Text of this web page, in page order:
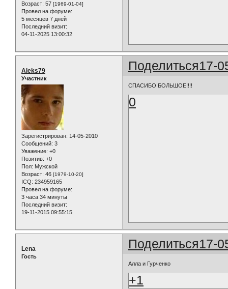
Возраст: 57 [1969-01-04]
Провел на форуме:
5 месяцев 7 дней
Последний визит:
04-11-2025 13:00:32
Поделиться17-
Aleks79
Участник
Зарегистрирован: 14-05-2010
Сообщений: 3
Уважение: +0
Позитив: +0
Пол: Мужской
Возраст: 46 [1979-10-20]
ICQ: 234959165
Провел на форуме:
3 часа 34 минуты
Последний визит:
19-11-2015 09:55:15
СПАСИБО БОЛЬШОЕ!!!!
0
Поделиться17-
Lena
Гость
Алла и Гурченко
+1